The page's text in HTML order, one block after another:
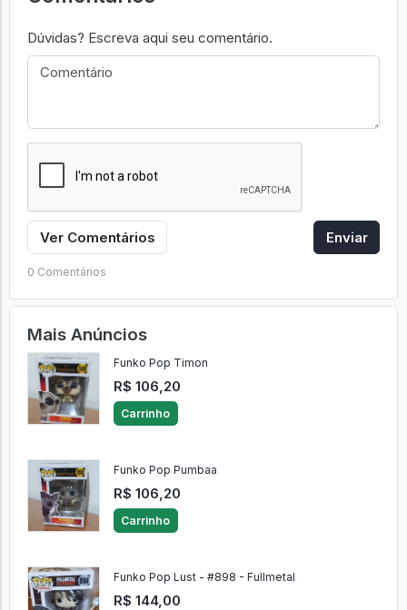
Dúvidas? Escreva aqui seu comentário.
Ver Comentários Enviar
0 Comentários
Mais Anúncios
Funko Pop Timon
R$ 106,20
Carrinho
Funko Pop Pumbaa
R$ 106,20
Carrinho
Funko Pop Lust - #898 - Fullmetal
R$ 144,00